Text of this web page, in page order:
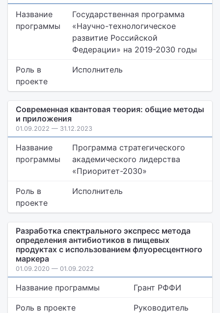
Название
программы
Государственная программа
«Научно-технологическое
развитие Российской
Федерации» на 2019-2030 годы
Роль в
проекте
Исполнитель
Современная квантовая теория: общие методы
и приложения
01.09.2022 — 31.12.2023
Название
программы
Программа стратегического
академического лидерства
«Приоритет-2030»
Роль в
проекте
Исполнитель
Разработка спектрального экспресс метода
определения антибиотиков в пищевых
продуктах с использованием флуоресцентного
маркера
01.09.2020 — 01.09.2022
Название программы Грант РФФИ
Роль в проекте Руководитель